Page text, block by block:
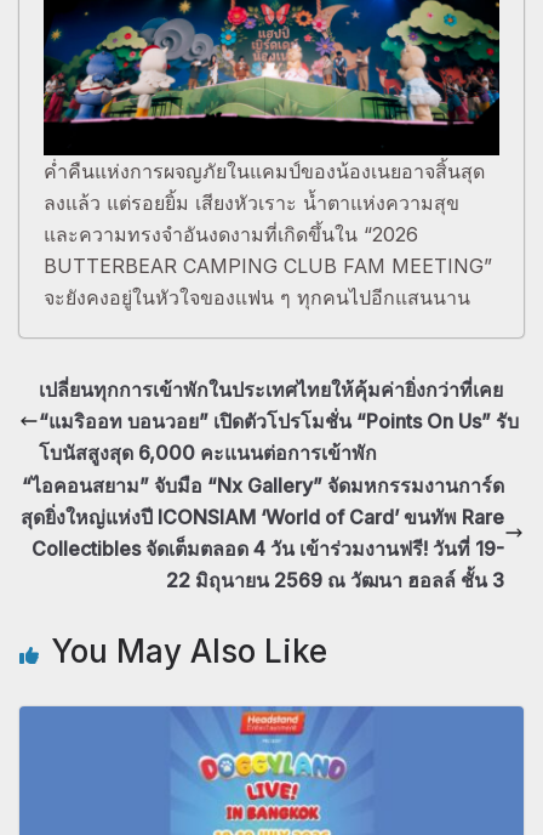
ค่ำคืนแห่งการผจญภัยในแคมป์ของน้องเนยอาจสิ้นสุด
ลงแล้ว แต่รอยยิ้ม เสียงหัวเราะ น้ำตาแห่งความสุข
และความทรงจำอันงดงามที่เกิดขึ้นใน “2026
BUTTERBEAR CAMPING CLUB FAM MEETING”
จะยังคงอยู่ในหัวใจของแฟน ๆ ทุกคนไปอีกแสนนาน
เปลี่ยนทุกการเข้าพักในประเทศไทยให้คุ้มค่ายิ่งกว่าที่เคย
“แมริออท บอนวอย” เปิดตัวโปรโมชั่น “Points On Us” รับ
โบนัสสูงสุด 6,000 คะแนนต่อการเข้าพัก
“ไอคอนสยาม” จับมือ “Nx Gallery” จัดมหกรรมงานการ์ด
สุดยิ่งใหญ่แห่งปี ICONSIAM ‘World of Card’ ขนทัพ Rare
Collectibles จัดเต็มตลอด 4 วัน เข้าร่วมงานฟรี! วันที่ 19-
22 มิถุนายน 2569 ณ วัฒนา ฮอลล์ ชั้น 3
You May Also Like